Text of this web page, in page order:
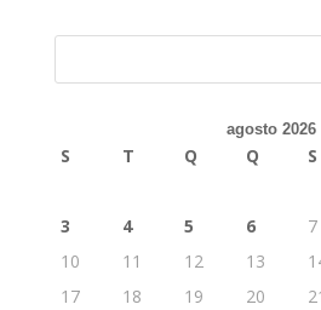
agosto 2026
S T Q Q S
3
4 5 6 7
10
11 12 13
17
18 19 20